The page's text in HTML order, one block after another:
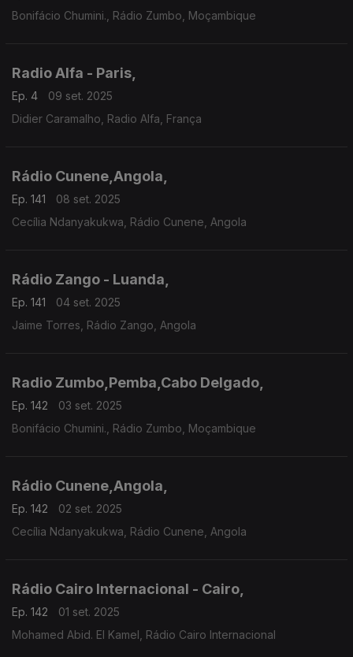
Bonifácio Chumini., Rádio Zumbo, Moçambique
Radio Alfa - Paris,
Ep. 4
09 set. 2025
Didier Caramalho, Radio Alfa, França
Rádio Cunene,Angola,
Ep. 141
08 set. 2025
Cecília Ndanyakukwa, Rádio Cunene, Angola
Rádio Zango - Luanda,
Ep. 141
04 set. 2025
Jaime Torres, Rádio Zango, Angola
Radio Zumbo,Pemba,Cabo Delgado,
Ep. 142
03 set. 2025
Bonifácio Chumini., Rádio Zumbo, Moçambique
Rádio Cunene,Angola,
Ep. 142
02 set. 2025
Cecília Ndanyakukwa, Rádio Cunene, Angola
Rádio Cairo Internacional - Cairo,
Ep. 142
01 set. 2025
Mohamed Abid. El Kamel, Rádio Cairo Internacional